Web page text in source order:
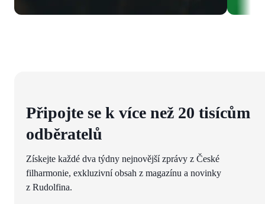
Připojte se k více než 20 tisícům
odběratelů
Získejte každé dva týdny nejnovější zprávy z České
filharmonie, exkluzivní obsah z magazínu a novinky
z Rudolfina.